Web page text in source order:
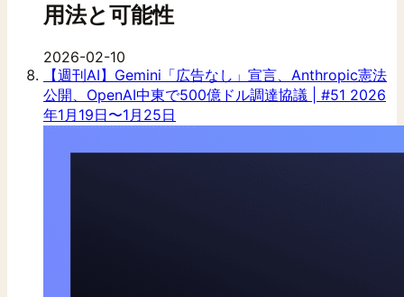
用法と可能性
2026-02-10
【週刊AI】Gemini「広告なし」宣言、Anthropic憲法
公開、OpenAI中東で500億ドル調達協議 | #51 2026
年1月19日〜1月25日